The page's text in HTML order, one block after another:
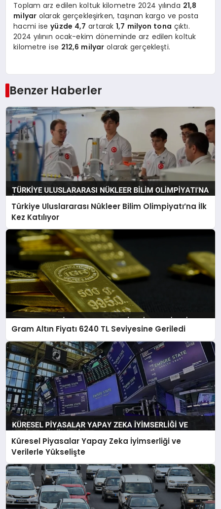
Toplam arz edilen koltuk kilometre 2024 yılında 21,8
milyar olarak gerçekleşirken, taşınan kargo ve posta
hacmi iseyüzde 4,7 artarak1,7 milyon tona çıktı.
2024 yılının ocak-ekim döneminde arz edilen koltuk
kilometre ise 212,6 milyar olarak gerçekleşti.
Benzer Haberler
Türkiye Uluslararası Nükleer Bilim Olimpiyatı’na İlk
Kez Katılıyor
Gram Altın Fiyatı 6240 TL Seviyesine Geriledi
Küresel Piyasalar Yapay Zeka İyimserliği ve
Verilerle Yükselişte